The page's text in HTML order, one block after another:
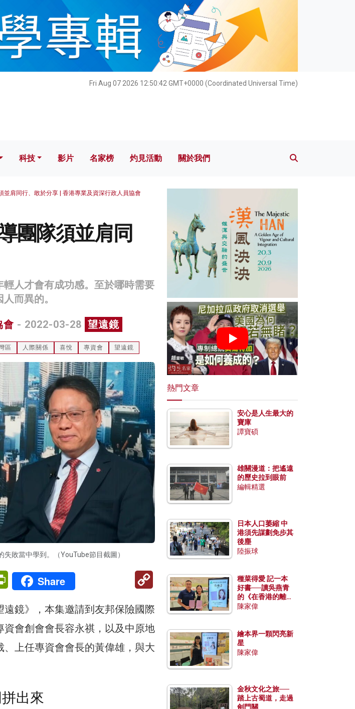
Fri Aug 07 2026 12:50:44 GMT+0000 (Coordinated Universal Time)
科技 影片 名家榜 灼見活動 關於我們
科技 影片 名家榜 灼見活動 關於我們
並肩同行、敢於分享 | 香港專業及資深行政人員協會
團隊須並肩同
人才會有成功感。至於哪時需要
而異的。
會 - 2022-03-28 望遠鏡
區 人際關係 喜悅 專資會 望遠鏡
敗當中學到。（YouTube節目截圖）
PrintFriendly
Share
Copy
鏡》，本集邀請到友邦保險國際
會創會會長容永祺，以及中原地
上任專資會會長的黃偉雄，與大
出來
熱門文章
安心是人生最大的
寶庫
譚寶碩
雄關漫道：把遙遠
的歷史拉到眼前
編輯精選
日本人口萎縮 中
港須先謀劃免步其
後塵
陸振球
種菜得愛 記一本
好書──讀吳燕青
的《在香港的離島
種菜》
陳家偉
繪本界一顆閃亮新
星
陳家偉
金秋文化之旅──
踏上古蜀道，走過
劍門關